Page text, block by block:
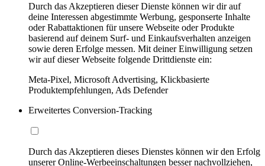
Durch das Akzeptieren dieser Dienste können wir dir auf
deine Interessen abgestimmte Werbung, gesponserte Inhalte
oder Rabattaktionen für unsere Webseite oder Produkte
basierend auf deinem Surf- und Einkaufsverhalten anzeigen
sowie deren Erfolge messen. Mit deiner Einwilligung setzen
wir auf dieser Webseite folgende Drittdienste ein:
Meta-Pixel, Microsoft Advertising, Klickbasierte
Produktempfehlungen, Ads Defender
Erweitertes Conversion-Tracking
Durch das Akzeptieren dieses Dienstes können wir den Erfolg
unserer Online-Werbeeinschaltungen besser nachvollziehen,